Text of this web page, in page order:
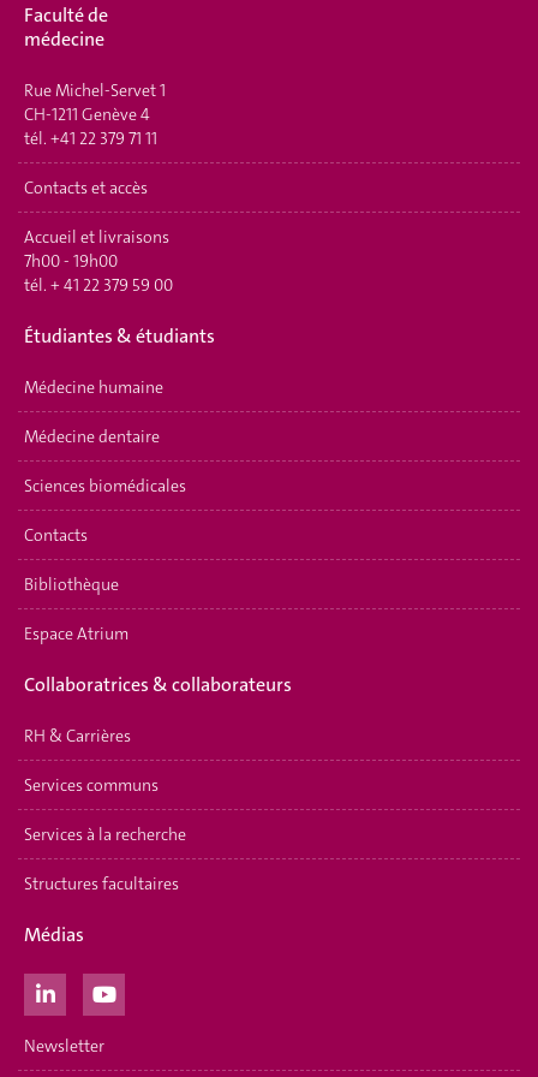
Faculté de
médecine
Rue Michel-Servet 1
CH-1211 Genève 4
tél. +41 22 379 71 11
Contacts et accès
Accueil et livraisons
7h00 - 19h00
tél. + 41 22 379 59 00
Étudiantes & étudiants
Médecine humaine
Médecine dentaire
Sciences biomédicales
Contacts
Bibliothèque
Espace Atrium
Collaboratrices & collaborateurs
RH & Carrières
Services communs
Services à la recherche
Structures facultaires
Médias
Newsletter